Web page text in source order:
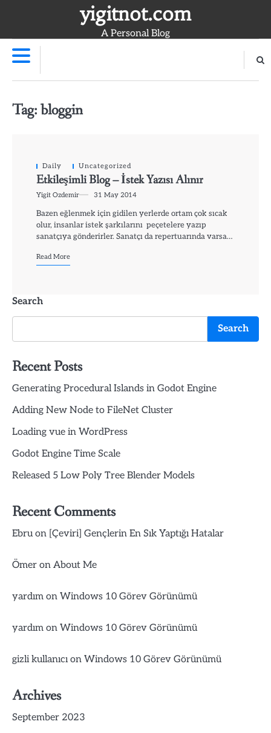
yigitnot.com
A Personal Blog
Tag:bloggin
Daily Uncategorized
Etkileşimli Blog – İstek Yazısı Alınır
Yigit Ozdemir 31 May 2014
Bazen eğlenmek için gidilen yerlerde ortam çok sıcak
olur, insanlar istek şarkılarını peçetelere yazıp
sanatçıya gönderirler. Sanatçı da repertuarında varsa…
Read More
Search
Search
Recent Posts
Generating Procedural Islands in Godot Engine
Adding New Node to FileNet Cluster
Loading vue in WordPress
Godot Engine Time Scale
Released 5 Low Poly Tree Blender Models
Recent Comments
Ebruon [Çeviri] Gençlerin En Sık Yaptığı Hatalar
Ömer on About Me
yardım on Windows 10 Görev Görünümü
yardım on Windows 10 Görev Görünümü
gizli kullanıcıon Windows 10 Görev Görünümü
Archives
September 2023